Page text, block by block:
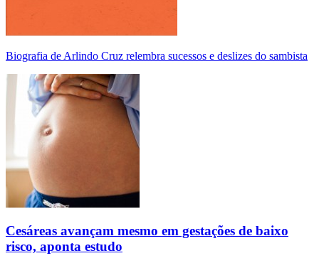
Biografia de Arlindo Cruz relembra sucessos e deslizes do sambista
Cesáreas avançam mesmo em gestações de baixo
risco, aponta estudo